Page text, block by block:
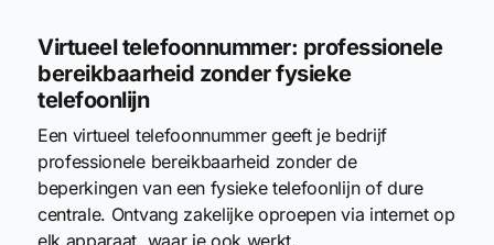
Virtueel telefoonnummer: professionele
bereikbaarheid zonder fysieke
telefoonlijn
Een virtueel telefoonnummer geeft je bedrijf
professionele bereikbaarheid zonder de
beperkingen van een fysieke telefoonlijn of dure
centrale. Ontvang zakelijke oproepen via internet op
elk apparaat, waar je ook werkt.